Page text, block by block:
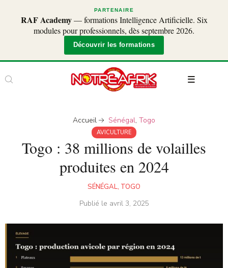
PARTENAIRE
RAF Academy— formations Intelligence Artificielle. Six
modules pour professionnels, dès septembre 2026.
Découvrir les formations
Accueil Sénégal, Togo
AVICULTURE
Togo : 38 millions de volailles
produites en 2024
SÉNÉGAL, TOGO
Publié le avril 3, 2025